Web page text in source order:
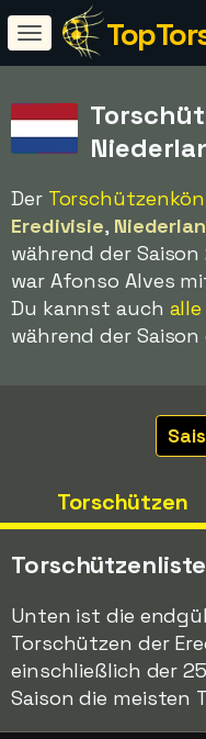
Der
Eredivisie,
während der Saison
war Afonso Alves
Du kannst auch
während der
Torschützen
Unten ist die
Torschützen der
einschließlich der
Saison die meisten